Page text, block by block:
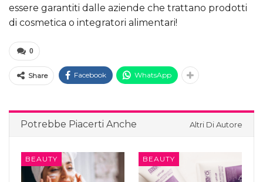
essere garantiti dalle aziende che trattano prodotti
di cosmetica o integratori alimentari!
0
Share Facebook WhatsApp
Potrebbe Piacerti Anche Altri Di Autore
BEAUTY BEAUTY